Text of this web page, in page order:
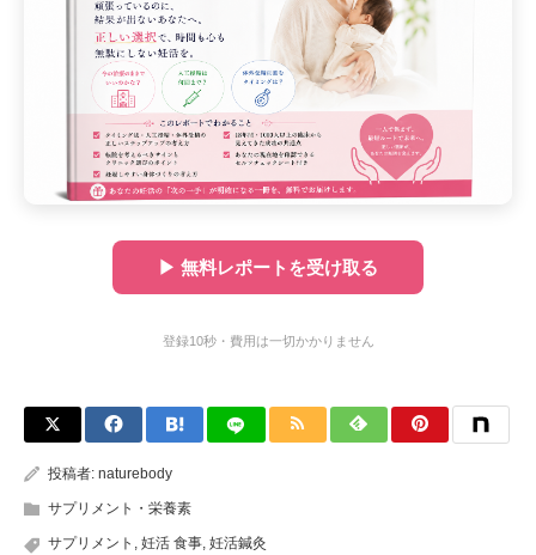
▶ 無料レポートを受け取る
登録10秒・費用は一切かかりません
投稿者: naturebody
サプリメント・栄養素
サプリメント , 妊活 食事, 妊活鍼灸